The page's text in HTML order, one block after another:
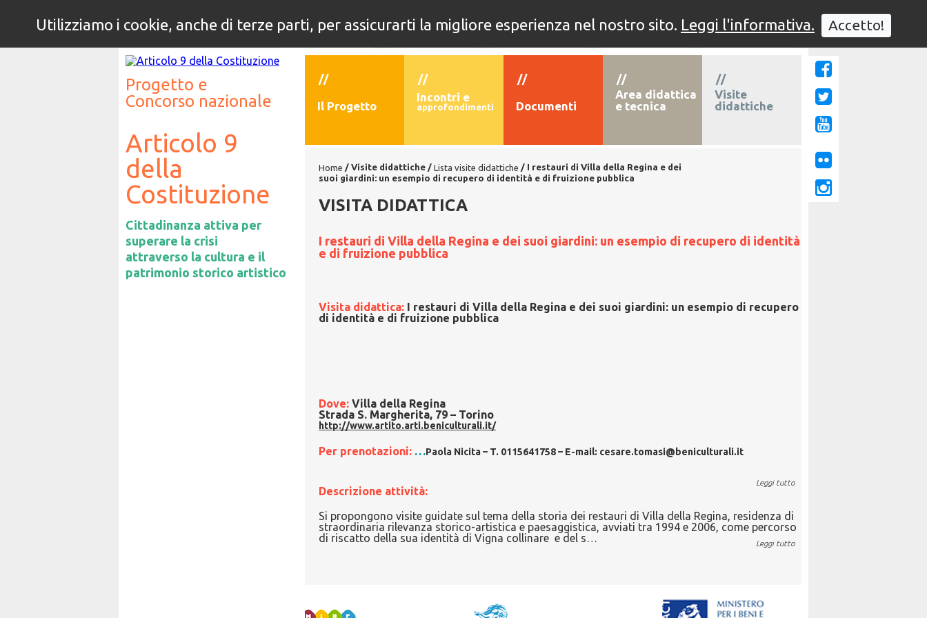
5° edizione 4° edizione 3° edizione 2° edizione 1° edizione
Progetto e
Concorso nazionale
Articolo 9
della
Costituzione
Cittadinanza attiva per
superare la crisi
attraverso la cultura e il
patrimonio storico artistico
Il Progetto
//
Incontri e
approfondimenti
//
Documenti
//
Area didattica
e tecnica
//
Visite
didattiche
//
Home / Visite didattiche / Lista visite didattiche / I restauri di Villa della Regina e dei
suoi giardini: un esempio di recupero di identità e di fruizione pubblica
VISITA DIDATTICA
I restauri di Villa della Regina e dei suoi giardini: un esempio di recupero di identità
e di fruizione pubblica
Visita didattica: I restauri di Villa della Regina e dei suoi giardini: un esempio di recupero
di identità e di fruizione pubblica
Dove: Villa della Regina
Strada S. Margherita, 79 – Torino
http://www.artito.arti.beniculturali.it/
Per prenotazioni: …Paola Nicita – T. 0115641758 – E-mail: cesare.tomasi@beniculturali.it
Leggi tutto
Descrizione attività:
Si propongono visite guidate sul tema della storia dei restauri di Villa della Regina, residenza di
straordinaria rilevanza storico-artistica e paesaggistica, avviati tra 1994 e 2006, come percorso
di riscatto della sua identità di Vigna collinare e del s… Leggi tutto
Utilizziamo i cookie, anche di terze parti, per assicurarti la migliore esperienza nel nostro sito. Leggi l'informativa. Accetto!